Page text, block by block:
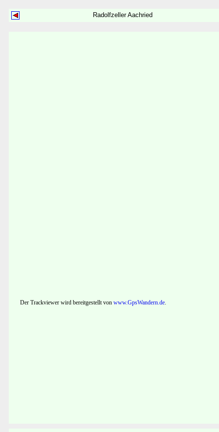
Radolfzeller Aachried
Der Trackviewer wird bereitgestellt von www.GpsWandern.de.